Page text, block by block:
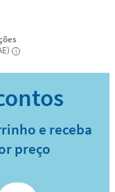
i
e receba
preço